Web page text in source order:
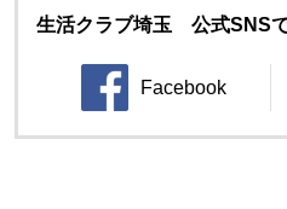
生活クラブ埼玉 公式SNS
Facebook
別のウィンド